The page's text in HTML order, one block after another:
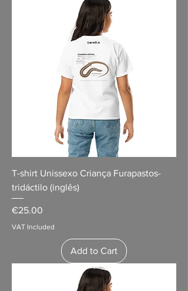
T-shirt Unissexo Criança Furapastos-
tridáctilo (inglês)
Price
€25.00
VAT Included
Add to Cart